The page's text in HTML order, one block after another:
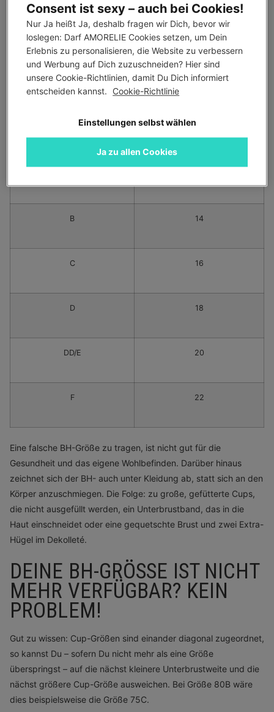
gemessen. Das Maßband sollte dabei locker anliegen, damit es
die Brüste nicht zusammendrückt und die Messung verfälscht.
Außerdem solltest Du sicherstellen, dass das Band über dem
Busen und Rücken auf derselben Höhe sitzt. Aus der Differenz
zwischen Ober- und Unterbrustweite ergibt sich Deine
Körbchengröße.
Differenz (cm)
B 14
C 16
D 18
DD/E 20
F 22
Eine falsche BH-Größe zu tragen, ist nicht gut für die
Gesundheit und das eigene Wohlbefinden. Darüber hinaus
zeichnet sich der BH- auch unter Kleidung ab, statt sich an den
Körper anzuschmiegen. Die Folge: zu große, gefütterte Cups,
die nicht ausgefüllt werden, ein Unterbrustband, das in die
Haut einschneidet oder eine gequetschte Brust und zwei Extra-
Hügel im Dekolleté.
DEINE BH-GRÖSSE IST NICHT M
EHR VERFÜGBAR? KEIN P
ROBLEM!
Gut zu wissen: Cup-Größen sind einander diagonal zugeordnet,
so kannst Du – sofern Du nicht mehr als eine Größe
überspringst – auf die nächst kleinere Unterbrustweite und die
nächst größere Cup-Größe ausweichen. Bei Größe 80B wäre
dies beispielsweise die Größe 75C.
Consent ist sexy – auch bei Cookies!
Nur Ja heißt Ja, deshalb fragen wir Dich, bevor wir
loslegen: Darf AMORELIE Cookies setzen, um Dein
Erlebnis zu personalisieren, die Website zu verbessern
und Werbung auf Dich zuzuschneiden? Hier sind
unsere Cookie-Richtlinien, damit Du Dich informiert
entscheiden kannst.
Cookie-Richtlinie
Einstellungen selbst wählen
Ja zu allen Cookies